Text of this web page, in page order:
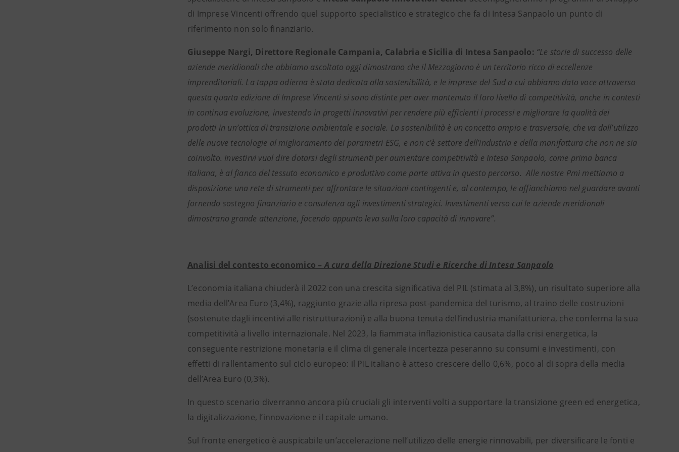
di Imprese Vincenti offrendo quel supporto specialistico e strategico che fa di Intesa Sanpaolo un punto di
riferimento non solo finanziario.
Giuseppe Nargi, Direttore Regionale Campania, Calabria e Sicilia di Intesa Sanpaolo: “Le storie di successo delle
aziende meridionali che abbiamo ascoltato oggi dimostrano che il Mezzogiorno è un territorio ricco di eccellenze
imprenditoriali. La tappa odierna è stata dedicata alla sostenibilità, e le imprese del Sud a cui abbiamo dato voce attraverso
questa quarta edizione di Imprese Vincenti si sono distinte per aver mantenuto il loro livello di competitività, anche in contesti
in continua evoluzione, investendo in progetti innovativi per rendere più efficienti i processi e migliorare la qualità dei
prodotti in un’ottica di transizione ambientale e sociale. La sostenibilità è un concetto ampio e trasversale, che va dall’utilizzo
delle nuove tecnologie al miglioramento dei parametri ESG, e non c’è settore dell’industria e della manifattura che non ne sia
coinvolto. Investirvi vuol dire dotarsi degli strumenti per aumentare competitività e Intesa Sanpaolo, come prima banca
italiana, è al fianco del tessuto economico e produttivo come parte attiva in questo percorso. Alle nostre Pmi mettiamo a
disposizione una rete di strumenti per affrontare le situazioni contingenti e, al contempo, le affianchiamo nel guardare avanti
fornendo sostegno finanziario e consulenza agli investimenti strategici. Investimenti verso cui le aziende meridionali
dimostrano grande attenzione, facendo appunto leva sulla loro capacità di innovare”.
Analisi del contesto economico –A cura della Direzione Studi e Ricerche di Intesa Sanpaolo
L’economia italiana chiuderà il 2022 con una crescita significativa del PIL (stimata al 3,8%), un risultato superiore alla
media dell’Area Euro (3,4%), raggiunto grazie alla ripresa post-pandemica del turismo, al traino delle costruzioni
(sostenute dagli incentivi alle ristrutturazioni) e alla buona tenuta dell’industria manifatturiera, che conferma la sua
competitività a livello internazionale. Nel 2023, la fiammata inflazionistica causata dalla crisi energetica, la
conseguente restrizione monetaria e il clima di generale incertezza peseranno su consumi e investimenti, con
effetti di rallentamento sul ciclo europeo: il PIL italiano è atteso crescere dello 0,6%, poco al di sopra della media
dell’Area Euro (0,3%).
In questo scenario diverranno ancora più cruciali gli interventi volti a supportare la transizione green ed energetica,
la digitalizzazione, l’innovazione e il capitale umano.
Sul fronte energetico è auspicabile un’accelerazione nell’utilizzo delle energie rinnovabili, per diversificare le fonti e